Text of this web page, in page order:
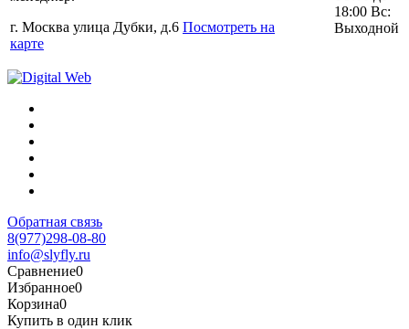
г. Москва улица Дубки, д.6 Посмотреть на
карте
18:00 Вс:
Выходной
Обратная связь
8(977)298-08-80
info@slyfly.ru
Сравнение0
Избранное0
Корзина0
Купить в один клик